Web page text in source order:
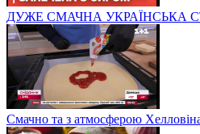
ДУЖЕ СМАЧНА УКРАЇНСЬКА
Смачно та з атмосферою